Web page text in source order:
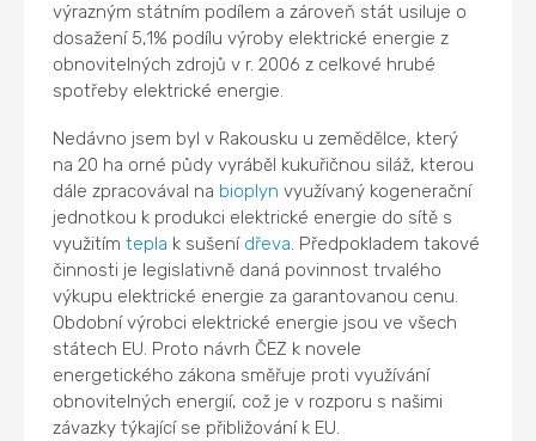
výrazným státním podílem a zároveň stát usiluje o
dosažení 5,1% podílu výroby elektrické energie z
obnovitelných zdrojů v r. 2006 z celkové hrubé
spotřeby elektrické energie.
Nedávno jsem byl v Rakousku u zemědělce, který
na 20 ha orné půdy vyráběl kukuřičnou siláž, kterou
dále zpracovával na bioplyn využívaný kogenerační
jednotkou k produkci elektrické energie do sítě s
využitímtepla k sušení dřeva. Předpokladem takové
činnosti je legislativně daná povinnost trvalého
výkupu elektrické energie za garantovanou cenu.
Obdobní výrobci elektrické energie jsou ve všech
státech EU. Proto návrh ČEZ k novele
energetického zákona směřuje proti využívání
obnovitelných energií, což je v rozporu s našimi
závazky týkající se přibližování k EU.